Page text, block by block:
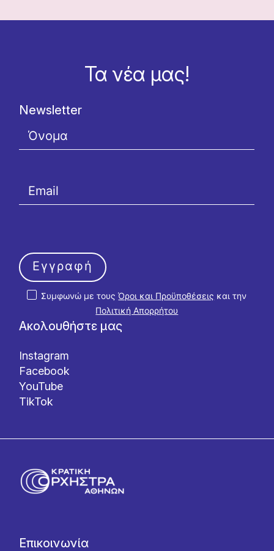
Τα νέα μας!
Ακολουθήστε μας
Instagram
Facebook
YouTube
TikTok
Newsletter
Συμφωνώ με τουςΌροι και Προϋποθέσεις και την
Πολιτική Απορρήτου
Εγγραφή
Επικοινωνία